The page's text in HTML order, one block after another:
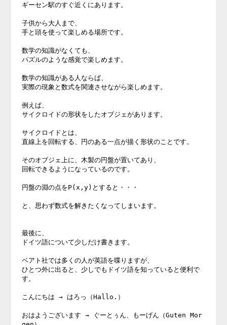
ギーセン駅のすぐ近くにあります。
子供から大人まで、
手と頭を使って楽しめる場所です。
数学の知識がなくても、
パズルのような感覚で楽しめます。
数学の知識がある人ならば、
実際の現象と数式を関連させながら楽しめます。
例えば、
サイクロイドの形状をしたオブジェがあります。
サイクロイドとは、
直線上を回転する、円のある一点が描く形状のことです。
そのオブジェ上に、木製の円盤が置いてあり、
回転できるようになっているのです。
円盤の淵の点をP(x,y)とすると・・・
と、思わず数式を解きたくなってしまいます。
最後に、
ドイツ語について少しだけ書きます。
ベアト社では多くの人が英語を喋りますが、
ひとつ外に出ると、少しでもドイツ語を知っていると便利で
す。
こんにちは → はろっ（Hallo.）
おはようございます → ぐーとぅん、もーげん（Guten Mor